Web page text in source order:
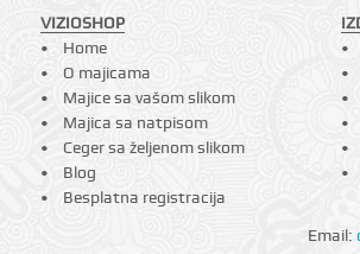
VIZIOSHOP
Home
O majicama
Majice sa vašom slikom
Majica sa natpisom
Ceger sa željenom slikom
Blog
Besplatna registracija
Email: